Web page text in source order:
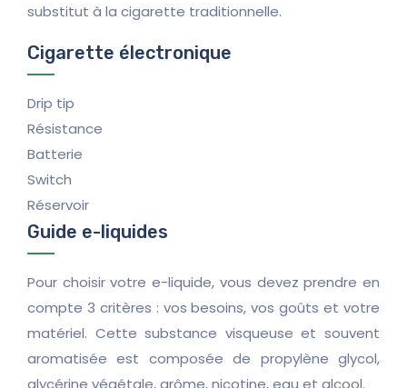
substitut à la cigarette traditionnelle.
Cigarette électronique
Drip tip
Résistance
Batterie
Switch
Réservoir
Guide e-liquides
Pour choisir votre e-liquide, vous devez prendre en
compte 3 critères : vos besoins, vos goûts et votre
matériel. Cette substance visqueuse et souvent
aromatisée est composée de propylène glycol,
glycérine végétale, arôme, nicotine, eau et alcool.